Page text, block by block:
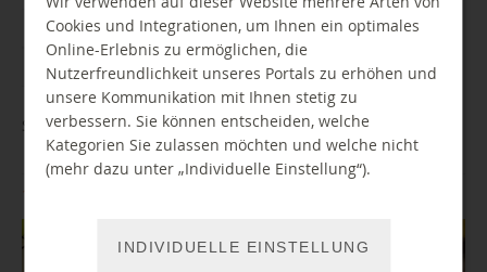
Alle Jan Feb Mar Apr Mai Jun
Aug
Sep Okt Nov Dez
Stop Motion - Mein erster eigener Film
Cookies und Integrationen, um Ihnen ein optimales
Online-Erlebnis zu ermöglichen, die
Nutzerfreundlichkeit unseres Portals zu erhöhen und
unsere Kommunikation mit Ihnen stetig zu
verbessern. Sie können entscheiden, welche
Kategorien Sie zulassen möchten und welche nicht
(mehr dazu unter „Individuelle Einstellung“).
INDIVIDUELLE EINSTELLUNG